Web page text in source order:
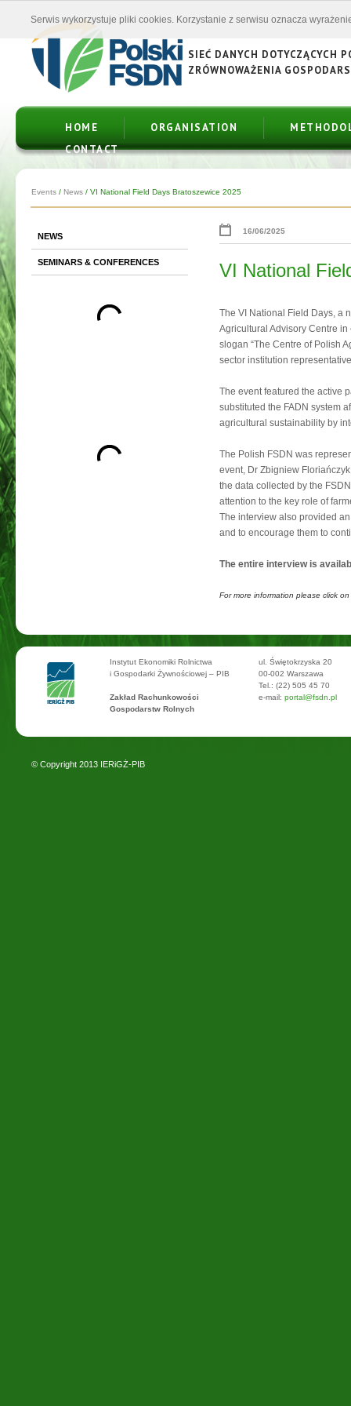
SIEĆ DANYCH DOTYCZĄCYCH
ZRÓWNOWAŻENIA
HOME ORGANISATION
CONTACT
Events / News / VI National Field Days Bratoszewice 2025
NEWS
SEMINARS & CONFERENCES
16/06/2025
VI National
The VI National Field Days, a
Agricultural Advisory Centre
slogan “The Centre of Polish
sector institution
The event featured the active
substituted the FADN system
agricultural sustainability by
The Polish FSDN was
event, Dr Zbigniew
the data collected by the
attention to the key role of
The interview also provided
and to encourage them to
The entire interview is
For more information please click on
Instytut Ekonomiki Rolnictwa
i Gospodarki Żywnościowej – PIB
Zakład Rachunkowości
Gospodarstw Rolnych
ul. Świętokrzyska 20
00-002 Warszawa
Tel.: (22) 505 45 70
e-mail: portal@fsdn.pl
© Copyright 2013 IERiGŻ-PIB
Serwis wykorzystuje pliki cookies. Korzystanie z serwisu oznacza